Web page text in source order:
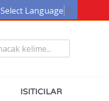
Select Language ▼
ISITICILAR